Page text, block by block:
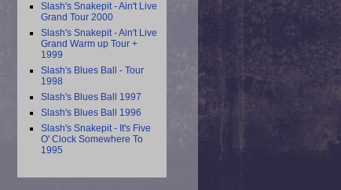
Slash's Snakepit - Ain't Live
Grand Tour 2000
Slash's Snakepit - Ain't Live
Grand Warm up Tour +
1999
Slash's Blues Ball - Tour
1998
Slash's Blues Ball 1997
Slash's Blues Ball 1996
Slash's Snakepit - It's Five
O' Clock Somewhere To
1995